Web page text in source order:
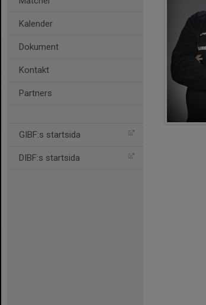
Kalender
Dokument
Kontakt
Partners
GIBF:s startsida
DIBF:s startsida